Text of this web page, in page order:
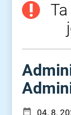
04. 8.